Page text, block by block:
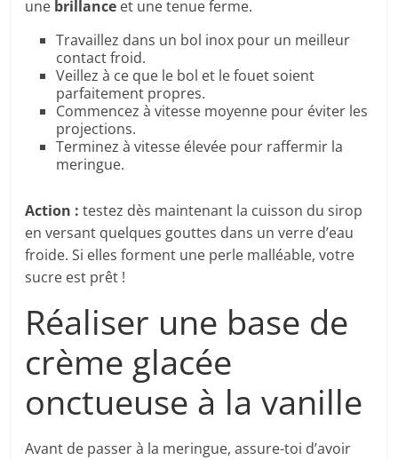
une brillance et une tenue ferme.
Travaillez dans un bol inox pour un meilleur
contact froid.
Veillez à ce que le bol et le fouet soient
parfaitement propres.
Commencez à vitesse moyenne pour éviter les
projections.
Terminez à vitesse élevée pour raffermir la
meringue.
Action : testez dès maintenant la cuisson du sirop
en versant quelques gouttes dans un verre d’eau
froide. Si elles forment une perle malléable, votre
sucre est prêt !
Réaliser une base de
crème glacée
onctueuse à la vanille
Avant de passer à la meringue, assure-toi d’avoir